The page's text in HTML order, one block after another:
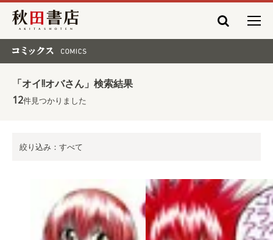
秋田書店
「オイ!!オバさん」検索結果
12件見つかりました
絞り込み：すべて